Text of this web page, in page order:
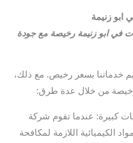
زنيمة
في ابو زنيمة رخيصة مع جودة
خدماتنا بسعر رخيص. مع ذلك،
رخيصة من خلال عدة طرق:
كبيرة: عندما تقوم شركة
الكيميائية اللازمة لمكافحة